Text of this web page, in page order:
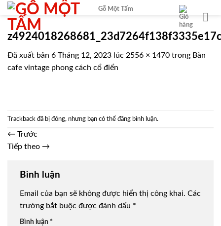
Chuyển
đến
dung
Gỗ Một Tấm
Đã xuất bản 6 Tháng 12, 2023 lúc 2556 × 1470 trong Bàn
cafe vintage phong cách cổ điển
Trackback đã bị đóng, nhưng bạn có thể đăng bình luận.
← Trước
Tiếp theo →
Bình luận
Email của bạn sẽ không được hiển thị công khai. Các
trường bắt buộc được đánh dấu *
Bình luận *